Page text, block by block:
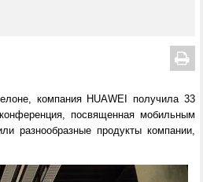
компания HUAWEI получила 33
посвященная мобильным
разнообразные продукты компании,